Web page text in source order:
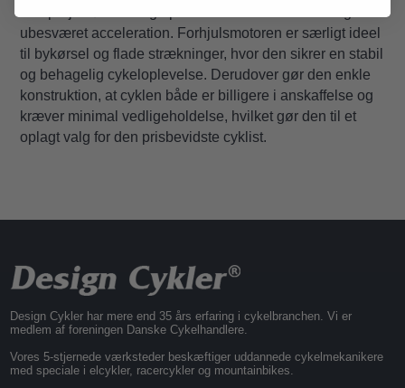
ubesværet acceleration. Forhjulsmotoren er særligt ideel
til bykørsel og flade strækninger, hvor den sikrer en stabil
og behagelig cykeloplevelse. Derudover gør den enkle
konstruktion, at cyklen både er billigere i anskaffelse og
kræver minimal vedligeholdelse, hvilket gør den til et
oplagt valg for den prisbevidste cyklist.
Design Cykler har mere end 35 års erfaring i cykelbranchen. Vi er
medlem af foreningen Danske Cykelhandlere.
Vores 5-stjernede værksteder beskæftiger uddannede cykelmekanikere
med speciale i elcykler, racercykler og mountainbikes.